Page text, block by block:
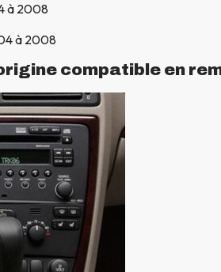
à 2008
à 2008
compatible en